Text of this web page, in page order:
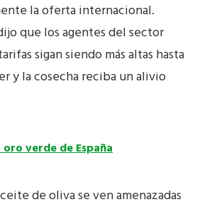
la oferta internacional.
que los agentes del sector
sigan siendo más altas hasta
y la cosecha reciba un alivio
oro verde de España
de oliva se ven amenazadas